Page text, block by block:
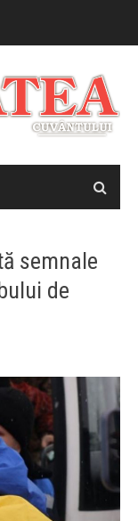
semnale
de